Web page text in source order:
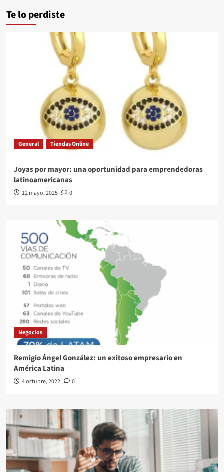
Te lo perdiste
General Tiendas Online
Joyas por mayor: una oportunidad para emprendedoras
latinoamericanas
12 mayo, 2025 0
Negocios
Remigio Ángel González: un exitoso empresario en
América Latina
4 octubre, 2022 0